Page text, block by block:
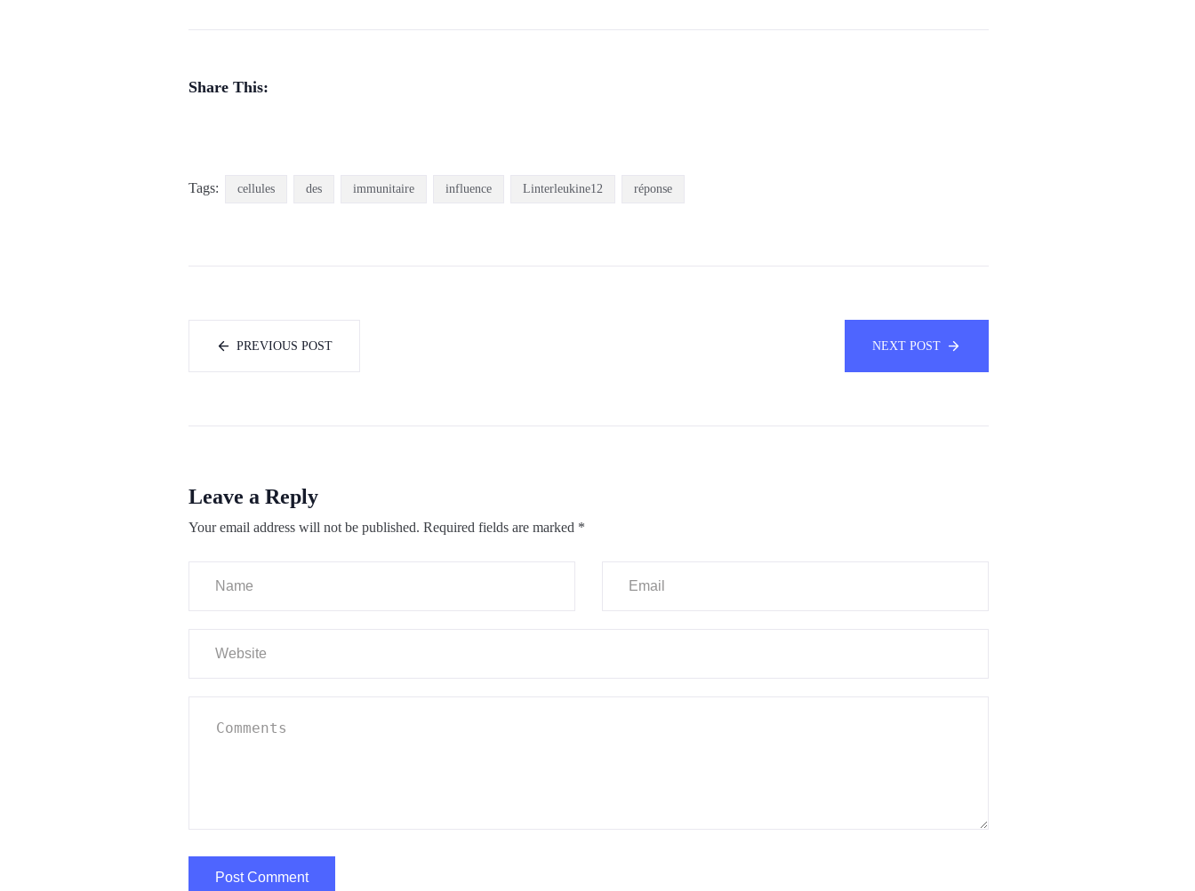
Share This:
Tags: cellules des immunitaire influence Linterleukine12 réponse
PREVIOUS POST NEXT POST
Leave a Reply
Your email address will not be published. Required fields are marked *